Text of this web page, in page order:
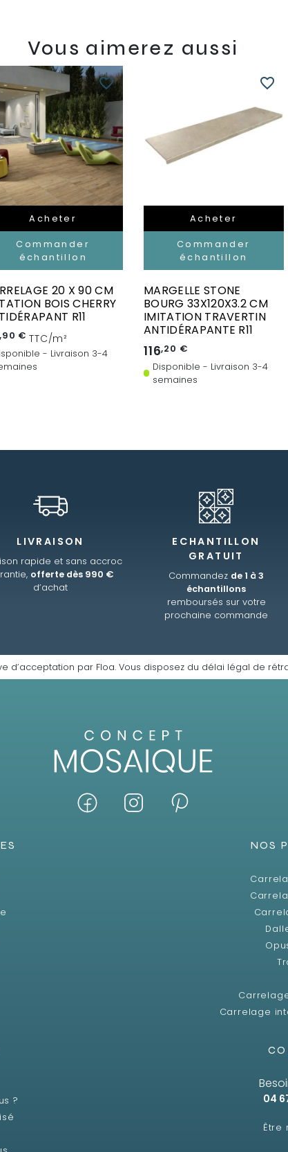
Vous aimerez aussi
Acheter
Commander
échantillon
favorite_border
20 X 90 CM
BOIS CHERRY
R11
,90 € TTC/m²
- Livraison 3-4
Acheter
Commander
échantillon
favorite_border
MARGELLE STONE
BOURG 33X120X3.2 CM
IMITATION TRAVERTIN
ANTIDÉRAPANTE R11
116,20 €
Disponible - Livraison 3-4
semaines
LIVRAISON
rapide et sans accroc
offerte dès 990 €
d’achat
ECHANTILLON
GRATUIT
Commandez de 1 à 3
échantillons
remboursés sur votre
prochaine commande
d’acceptation par Floa. Vous disposez du délai légal de
NOS
Carrelage
?
04
Être